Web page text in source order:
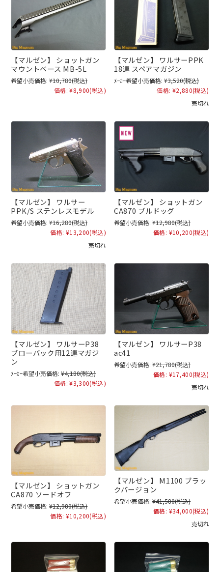
【マルゼン】 ショットガン
マウントベース MB-5L
希望小売価格: ¥10,780(税込)
価格: ¥8,900(税込)
【マルゼン】 ワルサーPPK
18連 スペアマガジン
ﾒｰｶｰ希望小売価格: ¥3,520(税込)
価格: ¥2,880(税込)
売切れ
【マルゼン】 ワルサー
PPK/S ステンレスモデル
希望小売価格: ¥16,280(税込)
価格: ¥13,200(税込)
売切れ
【マルゼン】 ショットガン
CA870 ブルドッグ
希望小売価格: ¥12,980(税込)
価格: ¥10,200(税込)
【マルゼン】 ワルサーP38
ブローバック用12連マガジ
ン
ﾒｰｶｰ希望小売価格: ¥4,180(税込)
価格: ¥3,300(税込)
【マルゼン】 ワルサーP38
ac41
希望小売価格: ¥21,780(税込)
価格: ¥17,400(税込)
売切れ
【マルゼン】 ショットガン
CA870 ソードオフ
希望小売価格: ¥12,980(税込)
価格: ¥10,200(税込)
【マルゼン】 M1100 ブラッ
クバージョン
希望小売価格: ¥41,580(税込)
価格: ¥34,000(税込)
売切れ